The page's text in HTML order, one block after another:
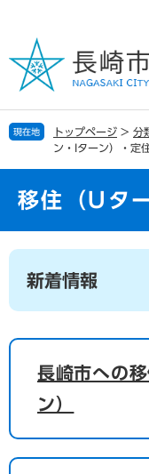
の
で
す
ー
ば
し
現在地 トップページ > 分
ン・Iターン）・定
移住（Uタ
本
新着情報
長崎市への
ン）